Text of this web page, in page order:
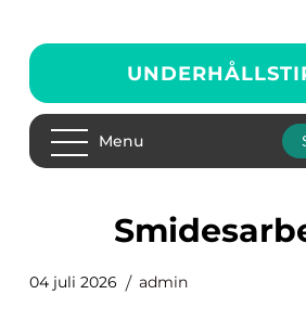
Menu
04 juli 2026 admin